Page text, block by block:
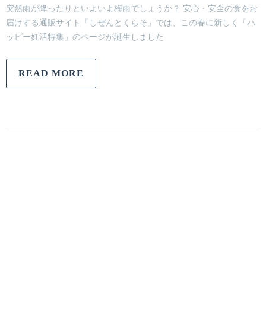
突然雨が降ったりといよいよ梅雨でしょうか？ 安心・安全の食をお
届けする通販サイト「しぜんとくらそ」では、この春に新しく「ハ
ッピー妊活特集」のページが誕生しました
READ MORE